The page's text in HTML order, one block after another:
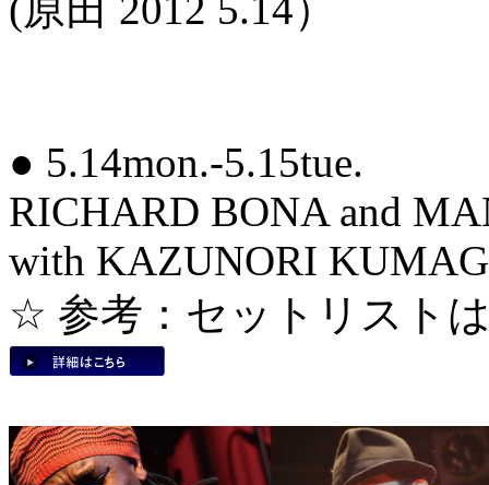
● 5.14mon.-5.15tue.
RICHARD BONA and
with KAZUNORI
☆ 参考：セットリスト